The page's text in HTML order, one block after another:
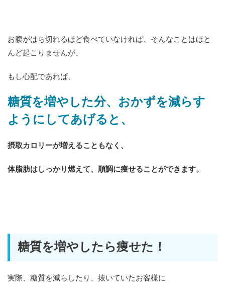
お腹がはち切れるほど食べていなければ、そんなことはほと
んど起こりませんが、
もし心配であれば、
糖質を増やした分、おかずを減らす
ようにしてあげると、
摂取カロリーが増えることもなく、
体脂肪はしっかり燃えて、順調に痩せることができます。
糖質を増やしたら痩せた！
実際、糖質を減らしたり、抜いていたお客様に